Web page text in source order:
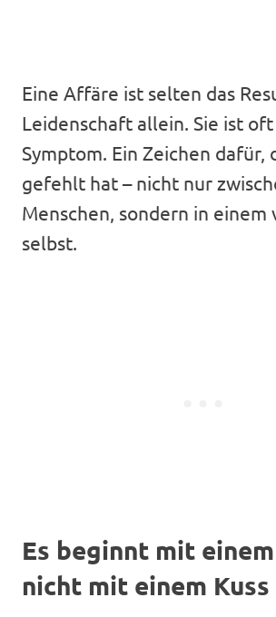
Eine Affäre ist selten das
Leidenschaft allein. Sie ist
Symptom. Ein Zeichen dafür,
gefehlt hat – nicht nur
Menschen, sondern in einem
selbst.
Es beginnt mit
nicht mit einem Kuss